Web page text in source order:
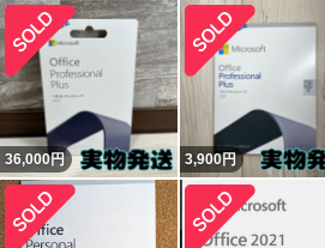
36,000円 3,900円